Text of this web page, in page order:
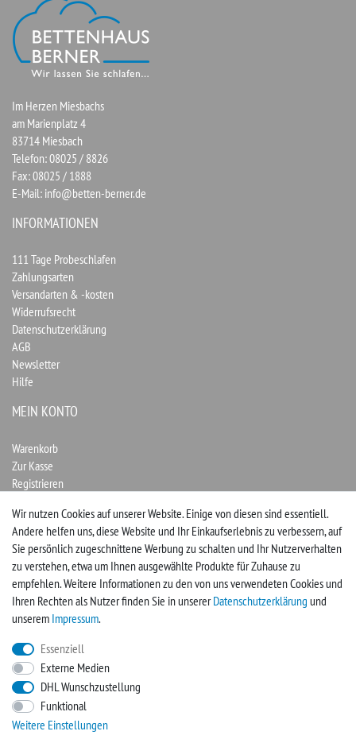
Im Herzen Miesbachs
am Marienplatz 4
83714 Miesbach
Telefon: 08025 / 8826
Fax: 08025 / 1888
E-Mail: info@betten-berner.de
INFORMATIONEN
111 Tage Probeschlafen
Zahlungsarten
Versandarten & -kosten
Widerrufsrecht
Datenschutzerklärung
AGB
Newsletter
Hilfe
MEIN KONTO
Warenkorb
Zur Kasse
Registrieren
Vertrag widerrufen
UNTERNEHMEN
Kontakt
Impressum
FACEBOOK
Werden Sie Fan und sichern sich so immer neue Angebote
Wir nutzen Cookies auf unserer Website. Einige von diesen sind essentiell.
Andere helfen uns, diese Website und Ihr Einkaufserlebnis zu verbessern, auf
Sie persönlich zugeschnittene Werbung zu schalten und Ihr Nutzerverhalten
zu verstehen, etwa um Ihnen ausgewählte Produkte für Zuhause zu
empfehlen. Weitere Informationen zu den von uns verwendeten Cookies und
Ihren Rechten als Nutzer finden Sie in unsererDaten­schutz­erklärung und
unserem Impressum.
Essenziell
Externe Medien
DHL Wunschzustellung
Funktional
Weitere Einstellungen